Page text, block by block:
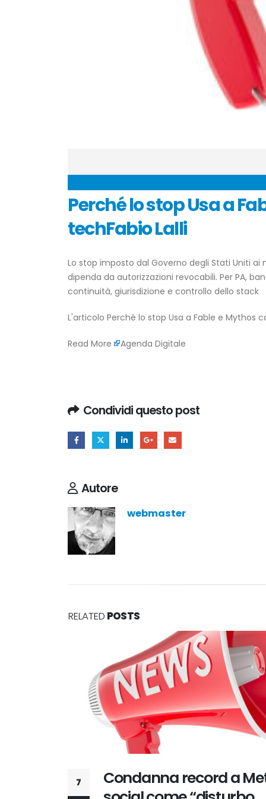
Perché lo stop Usa a
techFabio Lalli
Lo stop imposto dal Governo degli Stati Uniti ai
dipenda da autorizzazioni revocabili. Per PA,
continuità, giurisdizione e controllo dello stack
L'articolo Perché lo stop Usa a Fable e Mythos
Read More Agenda Digitale
Condividi questo post
Autore
webmaster
RELATED POSTS
7
Gigafactory AI